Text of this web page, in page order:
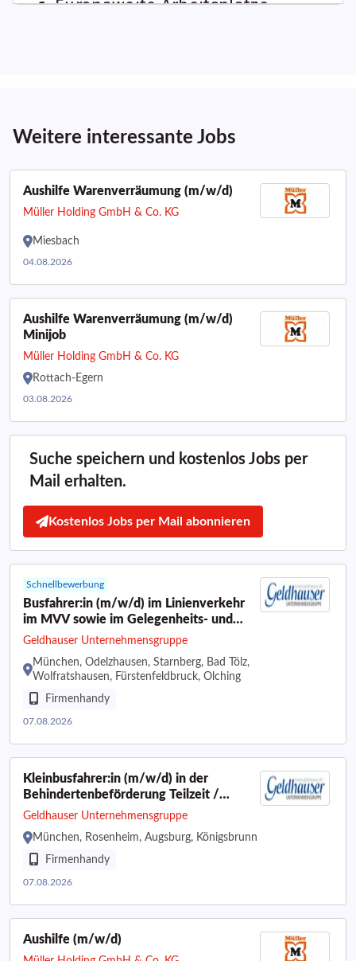
Weitere interessante Jobs
Aushilfe Warenverräumung (m/w/d)
Müller Holding GmbH & Co. KG
Miesbach
04.08.2026
Aushilfe Warenverräumung (m/w/d)
Minijob
Müller Holding GmbH & Co. KG
Rottach-Egern
03.08.2026
Suche speichern und kostenlos Jobs per
Mail erhalten.
Kostenlos Jobs per Mail abonnieren
Schnellbewerbung
Busfahrer:in (m/w/d) im Linienverkehr
im MVV sowie im Gelegenheits- und
Schülerverkehr
Geldhauser Unternehmensgruppe
München, Odelzhausen, Starnberg, Bad Tölz,
Wolfratshausen, Fürstenfeldbruck, Olching
Firmenhandy
07.08.2026
Kleinbusfahrer:in (m/w/d) in der
Behindertenbeförderung Teilzeit /
Minijob
Geldhauser Unternehmensgruppe
München, Rosenheim, Augsburg, Königsbrunn
Firmenhandy
07.08.2026
Aushilfe (m/w/d)